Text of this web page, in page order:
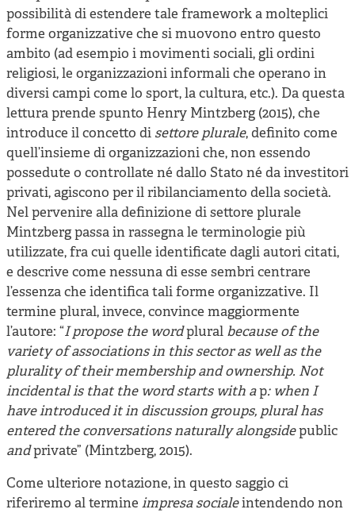
possibilità di estendere tale framework a molteplici
forme organizzative che si muovono entro questo
ambito (ad esempio i movimenti sociali, gli ordini
religiosi, le organizzazioni informali che operano in
diversi campi come lo sport, la cultura, etc.). Da questa
lettura prende spunto Henry Mintzberg (2015), che
introduce il concetto di settore plurale, definito come
quell’insieme di organizzazioni che, non essendo
possedute o controllate né dallo Stato né da investitori
privati, agiscono per il ribilanciamento della società.
Nel pervenire alla definizione di settore plurale
Mintzberg passa in rassegna le terminologie più
utilizzate, fra cui quelle identificate dagli autori citati,
e descrive come nessuna di esse sembri centrare
l’essenza che identifica tali forme organizzative. Il
termine plural, invece, convince maggiormente
l’autore: “I propose the wordplural because of the
variety of associations in this sector as well as the
plurality of their membership and ownership. Not
incidental is that the word starts with ap: when I
have introduced it in discussion groups, plural has
entered the conversations naturally alongsidepublic
andprivate” (Mintzberg, 2015).
Come ulteriore notazione, in questo saggio ci
riferiremo al termine impresa socialeintendendo non